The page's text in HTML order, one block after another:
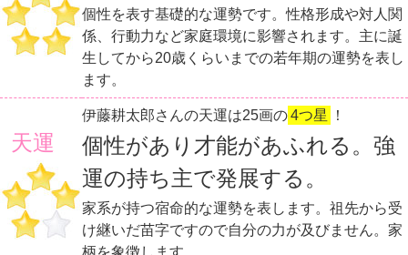
個性を表す基礎的な運勢です。性格形成や対人関
係、行動力など家庭環境に影響されます。主に誕
生してから20歳くらいまでの若年期の運勢を表し
ます。
天運
伊藤耕太郎さんの天運は25画の4つ星 ！
個性があり才能があふれる。強
運の持ち主で発展する。
家系が持つ宿命的な運勢を表します。祖先から受
け継いだ苗字ですので自分の力が及びません。家
柄を象徴します。